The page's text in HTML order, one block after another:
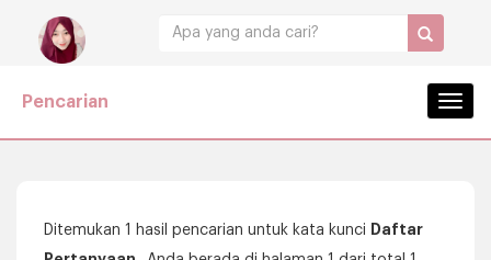
Pencarian
Ditemukan 1 hasil pencarian untuk kata kunci Daftar